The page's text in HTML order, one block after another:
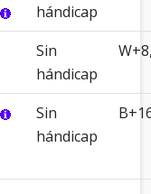
hándicap
Sin
hándicap
Sin
hándicap